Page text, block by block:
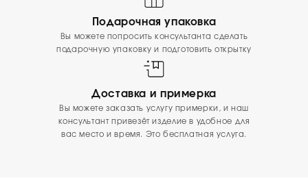
Подарочная упаковка
Вы можете попросить консультанта сделать
подарочную упаковку и подготовить открытку
Доставка и примерка
Вы можете заказать услугу примерки, и наш
консультант привезёт изделие в удобное для
вас место и время. Это бесплатная услуга.